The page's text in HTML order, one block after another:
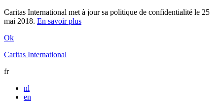
Caritas International met à jour sa politique de confidentialité le 25
mai 2018. En savoir plus
Ok
Caritas International
fr
nl
en